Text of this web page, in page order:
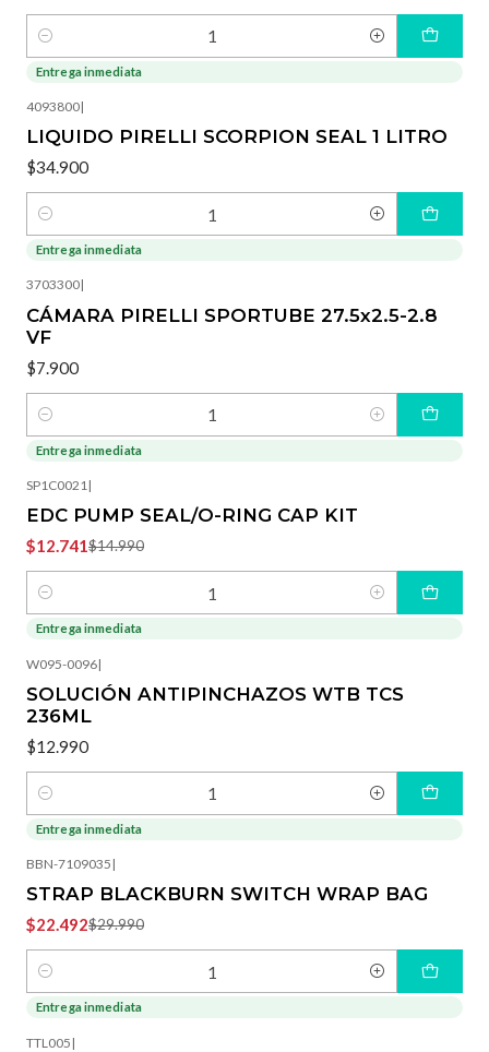
Cantidad
Entrega inmediata
4093800|
LIQUIDO PIRELLI SCORPION SEAL 1 LITRO
$34.900
Cantidad
Entrega inmediata
3703300|
CÁMARA PIRELLI SPORTUBE 27.5x2.5-2.8
VF
$7.900
Cantidad
-15%
Entrega inmediata
SP1C0021 |
EDC PUMP SEAL/O-RING CAP KIT
$12.741$14.990
Cantidad
Entrega inmediata
W095-0096|
SOLUCIÓN ANTIPINCHAZOS WTB TCS
236ML
$12.990
Cantidad
-25%
Entrega inmediata
BBN-7109035 |
STRAP BLACKBURN SWITCH WRAP BAG
$22.492$29.990
Cantidad
Entrega inmediata
TTL005 |